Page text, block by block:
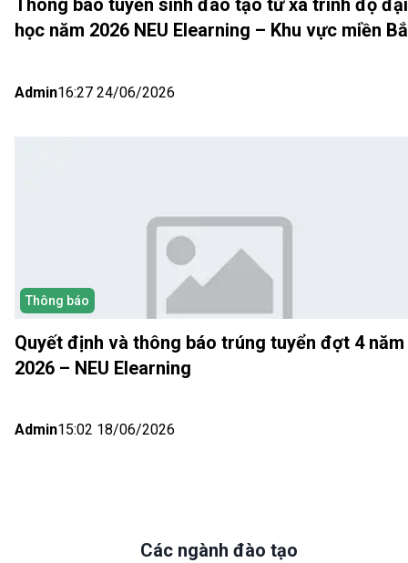
Thông báo tuyển sinh đào tạo từ xa trình độ đại
học năm 2026 NEU Elearning – Khu vực miền
Admin16:27 24/06/2026
Thông báo
Quyết định và thông báo trúng tuyển đợt 4 năm
2026 – NEU Elearning
Admin15:02 18/06/2026
Các ngành đào tạo